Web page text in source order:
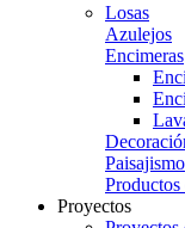
Losas
Azulejos
Encimeras
Paisajismo
Productos
Proyectos